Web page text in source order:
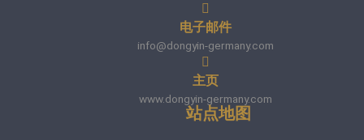
电子邮件
info@dongyin-germany.com
主页
www.dongyin-germany.com
站点地图